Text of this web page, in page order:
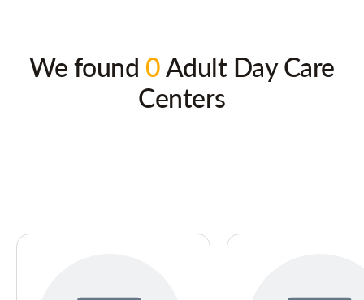
We found 0Adult Day Care
Centers